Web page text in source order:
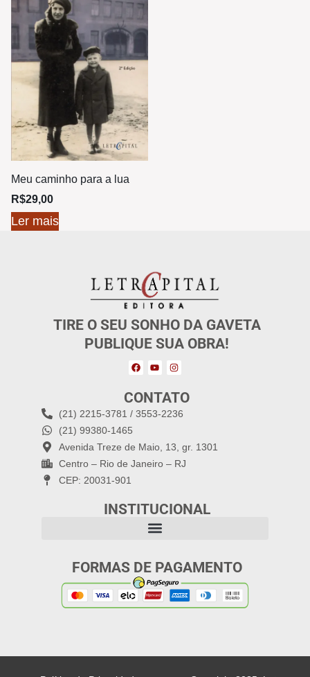
Meu caminho para a lua
R$29,00
Ler mais
TIRE O SEU SONHO DA GAVETA
PUBLIQUE SUA OBRA!
CONTATO
(21) 2215-3781 / 3553-2236
(21) 99380-1465
Avenida Treze de Maio, 13, gr. 1301
Centro – Rio de Janeiro – RJ
CEP: 20031-901
INSTITUCIONAL
FORMAS DE PAGAMENTO